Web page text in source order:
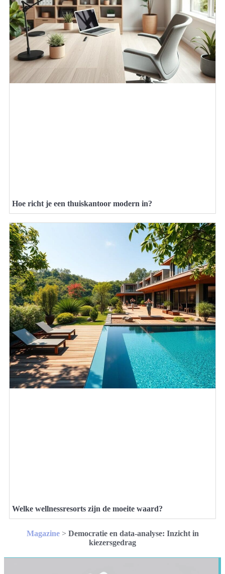
Hoe richt je een thuiskantoor modern in?
Welke wellnessresorts zijn de moeite waard?
Magazine> Democratie en data-analyse: Inzicht in
kiezersgedrag